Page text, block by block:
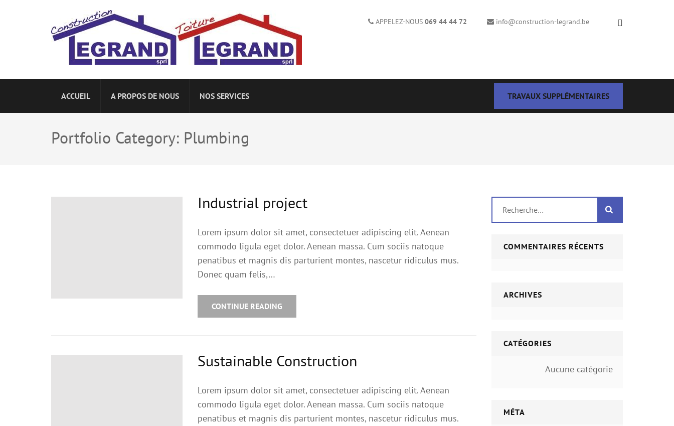
CONSTRUCTION LEGRAND
APPELEZ-NOUS 069 44 44 72 info@construction-legrand.be
ACCUEIL A PROPOS DE NOUS NOS SERVICES TRAVAUX SUPPLÉMENTAIRES
Portfolio Category: Plumbing
Industrial project
Lorem ipsum dolor sit amet, consectetuer adipiscing elit. Aenean
commodo ligula eget dolor. Aenean massa. Cum sociis natoque
penatibus et magnis dis parturient montes, nascetur ridiculus mus.
Donec quam felis,…
CONTINUE READING
Sustainable Construction
Lorem ipsum dolor sit amet, consectetuer adipiscing elit. Aenean
commodo ligula eget dolor. Aenean massa. Cum sociis natoque
penatibus et magnis dis parturient montes, nascetur ridiculus mus.
COMMENTAIRES RÉCENTS
ARCHIVES
CATÉGORIES
Aucune catégorie
MÉTA